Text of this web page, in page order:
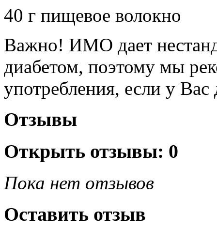
40 г пищевое волокно
Важно! ИМО дает
диабетом, поэтому мы
употребления, если у Вас
Отзывы
Открыть отзывы: 0
Пока нет отзывов
Оставить отзыв